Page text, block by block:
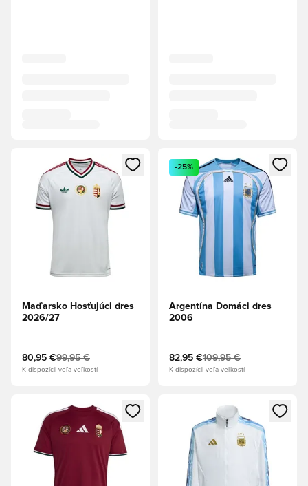
Otvorí modál na prihlásenie alebo registráciu ako člen
Maďarsko Hosťujúci dres
2026/27
80,95 €99,95 €
K dispozícii veľa veľkostí
Otvorí modál na prihlásenie
-25%
Argentína Domáci dres
2006
82,95 €109,95 €
K dispozícii veľa veľkostí
Otvorí modál na prihlásenie alebo registráciu ako člen
Otvorí modál na prihlásenie